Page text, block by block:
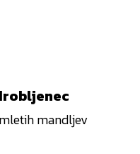
mandljev